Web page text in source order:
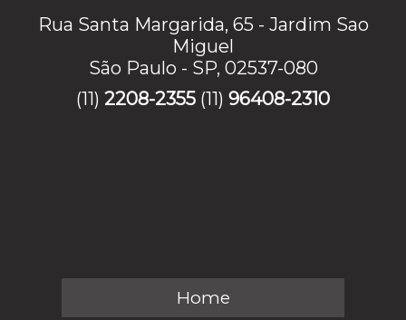
Rua Santa Margarida, 65 - Jardim Sao
Miguel
São Paulo - SP, 02537-080
(11) 2208-2355 (11) 96408-2310
Home